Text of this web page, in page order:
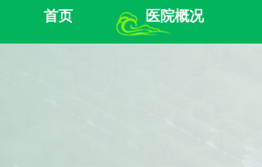
首页 医院概况